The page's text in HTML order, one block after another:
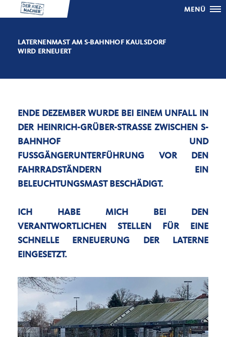
MENÜ
LATERNENMAST AM S-BAHNHOF KAULSDORF
WIRD ERNEUERT
ENDE DEZEMBER WURDE BEI EINEM UNFALL IN
DER HEINRICH-GRÜBER-STRASSE ZWISCHEN S-B
AHNHOF UND F
USSGÄNGERUNTERFÜHRUNG VOR DEN FA
HRRADSTÄNDERN EIN BE
LEUCHTUNGSMAST BESCHÄDIGT.
ICH HABE MICH BEI DEN
VERANTWORTLICHEN STELLEN FÜR EINE
SCHNELLE ERNEUERUNG DER LATERNE
EINGESETZT.